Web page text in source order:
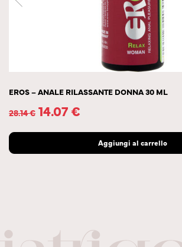
EROS – ANALE RILASSANTE DONNA 30 ML
28.14€ 14.07€
Aggiungi al carrello